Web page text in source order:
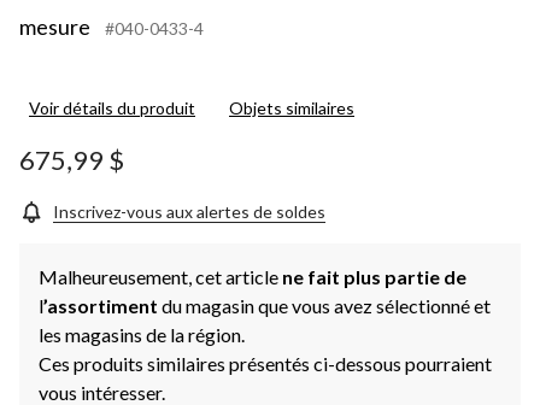
mesure
#040-0433-4
Voir détails du produit Objets similaires
675,99 $
Inscrivez-vous aux alertes de soldes
Malheureusement, cet article ne fait plus partie de
l’assortiment du magasin que vous avez sélectionné et
les magasins de la région.
Ces produits similaires présentés ci-dessous pourraient
vous intéresser.